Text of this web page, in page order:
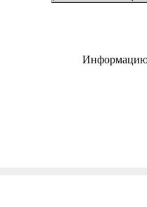
Информацию